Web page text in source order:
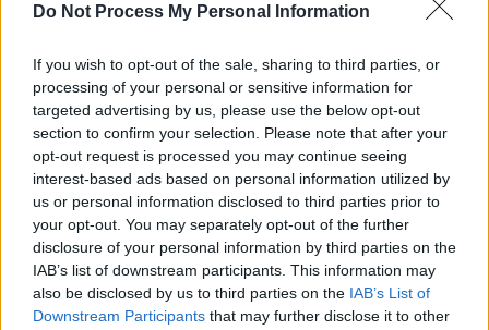
Do Not Process My Personal Information
If you wish to opt-out of the sale, sharing to third parties, or
processing of your personal or sensitive information for
targeted advertising by us, please use the below opt-out
section to confirm your selection. Please note that after your
opt-out request is processed you may continue seeing
interest-based ads based on personal information utilized by
us or personal information disclosed to third parties prior to
your opt-out. You may separately opt-out of the further
disclosure of your personal information by third parties on the
IAB’s list of downstream participants. This information may
also be disclosed by us to third parties on the IAB’s List of
Downstream Participants that may further disclose it to other
ποσοστά γνωστικής έκπτωσης και
γνωστικής εξασθένησης σε ενήλικες ηλικίας
άνω των 50 ετών, σύμφωνα με μια μετα-
ανάλυση που δημοσιεύθηκε στο περιοδικό
«Nature Human Behaviour». Τα ευρήματα
φαίνεται να έρχονται σε αντίθεση με την
υπόθεση ότι η καθημερινή χρήση της
τεχνολογίας αποδυναμώνει τις γνωστικές
ικανότητες.
Οι ερευνητές ανέλυσαν57 δημοσιευμένες